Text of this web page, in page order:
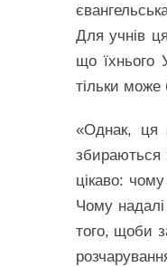
Для учнів
що їхнього
тільки може
«Однак, ця
збираються
цікаво:
Чому
того, щоби